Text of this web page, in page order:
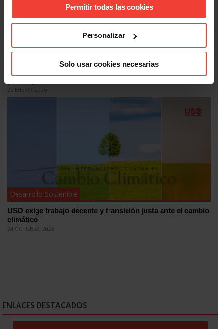
Permitir todas las cookies
Personalizar
Solo usar cookies necesarias
Desarrollo Sostenible
26 ENERO, 2026
Desarrollo Sostenible
USO exige trabajo decente y transición justa ante el cambio
climático
24 OCTUBRE, 2025
ENLACES DESTACADOS